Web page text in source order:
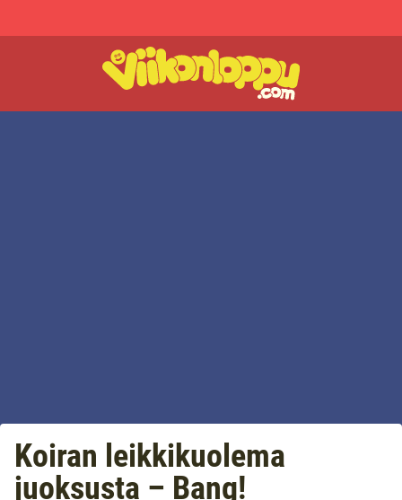
Koiran leikkikuolema
juoksusta – Bang!